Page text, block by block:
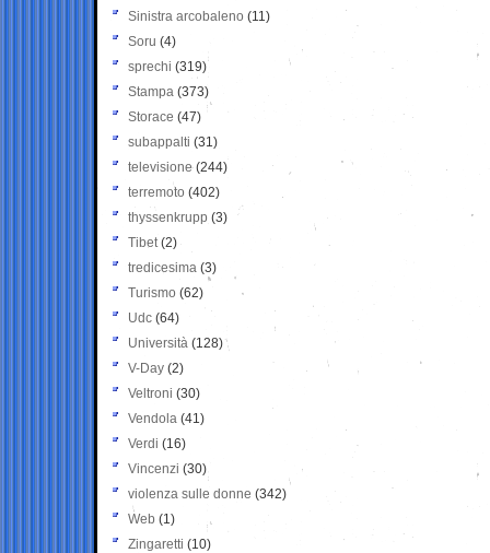
Sinistra arcobaleno (11)
Soru (4)
sprechi (319)
Stampa (373)
Storace (47)
subappalti (31)
televisione(244)
terremoto (402)
thyssenkrupp (3)
Tibet(2)
tredicesima (3)
Turismo (62)
Udc (64)
Università (128)
V-Day (2)
Veltroni (30)
Vendola (41)
Verdi (16)
Vincenzi (30)
violenza sulle donne (342)
Web (1)
Zingaretti (10)